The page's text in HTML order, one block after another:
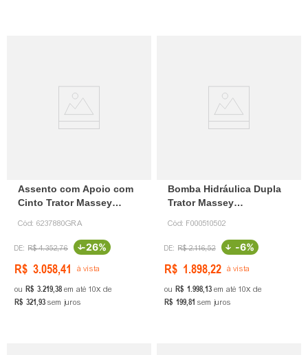
Assento com Apoio com
Cinto Trator Massey
Cód: 6237880GRA
R$ 4.352,76 -26%
R$ 3.058,41 à vista
ou R$ 321938 em até 10 de
R$ 321 93 sem juros
Bomba Hidráulica Dupla
Trator Massey
Cód: F000510502
R$ 2.116,52 -6%
R$ 1.898,22 à vista
ou R$ 1 99813 em até 10 de
R$ 19981 sem juros